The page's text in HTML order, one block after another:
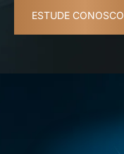
ESTUDE CONOSCO